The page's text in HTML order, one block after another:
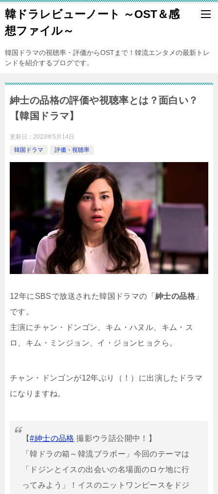
韓ドラレビューノート ～OST＆感
想ファイル～
韓国ドラマの視聴率・評価からOSTまで！韓流エンタメの最新トレ
ンドを紹介するブログです。
紳士の品格の評価や視聴率とは？面白い？
【韓国ドラマ】
更新日： 2023年5月14日
韓国ドラマ
評価・視聴率
12年にSBSで放送された韓国ドラマの「 紳士の品格 」
です。
主演にチャン・ドンゴン、キム・ハヌル、キム・ス
ロ、キム・ミンジョン、イ・ジョンヒョクら。
チャン・ドンゴンが12年ぶり（！）に出演したドラマ
になりますね。
【#紳士の品格 撮影ウラ話公開中！】
「韓ドラの箱～韓流ブラボー」今回のテーマは
「ドジンとイスの出会いの名場面のロケ地に行
ってみよう」！イスのニットワンピースをドジ